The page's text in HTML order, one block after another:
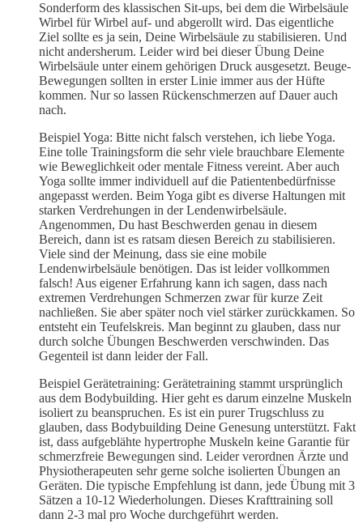
Sonderform des klassischen Sit-ups, bei dem die Wirbelsäule
Wirbel für Wirbel auf- und abgerollt wird. Das eigentliche
Ziel sollte es ja sein, Deine Wirbelsäule zu stabilisieren. Und
nicht andersherum. Leider wird bei dieser Übung Deine
Wirbelsäule unter einem gehörigen Druck ausgesetzt. Beuge-
Bewegungen sollten in erster Linie immer aus der Hüfte
kommen. Nur so lassen Rückenschmerzen auf Dauer auch
nach.
Beispiel Yoga: Bitte nicht falsch verstehen, ich liebe Yoga.
Eine tolle Trainingsform die sehr viele brauchbare Elemente
wie Beweglichkeit oder mentale Fitness vereint. Aber auch
Yoga sollte immer individuell auf die Patientenbedürfnisse
angepasst werden. Beim Yoga gibt es diverse Haltungen mit
starken Verdrehungen in der Lendenwirbelsäule.
Angenommen, Du hast Beschwerden genau in diesem
Bereich, dann ist es ratsam diesen Bereich zu stabilisieren.
Viele sind der Meinung, dass sie eine mobile
Lendenwirbelsäule benötigen. Das ist leider vollkommen
falsch! Aus eigener Erfahrung kann ich sagen, dass nach
extremen Verdrehungen Schmerzen zwar für kurze Zeit
nachließen. Sie aber später noch viel stärker zurückkamen. So
entsteht ein Teufelskreis. Man beginnt zu glauben, dass nur
durch solche Übungen Beschwerden verschwinden. Das
Gegenteil ist dann leider der Fall.
Beispiel Gerätetraining: Gerätetraining stammt ursprünglich
aus dem Bodybuilding. Hier geht es darum einzelne Muskeln
isoliert zu beanspruchen. Es ist ein purer Trugschluss zu
glauben, dass Bodybuilding Deine Genesung unterstützt. Fakt
ist, dass aufgeblähte hypertrophe Muskeln keine Garantie für
schmerzfreie Bewegungen sind. Leider verordnen Ärzte und
Physiotherapeuten sehr gerne solche isolierten Übungen an
Geräten. Die typische Empfehlung ist dann, jede Übung mit 3
Sätzen a 10-12 Wiederholungen. Dieses Krafttraining soll
dann 2-3 mal pro Woche durchgeführt werden.